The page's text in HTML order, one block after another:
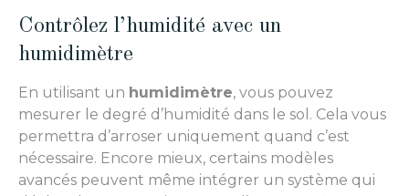
Contrôlez l’humidité avec un
humidimètre
En utilisant un humidimètre, vous pouvez
mesurer le degré d’humidité dans le sol. Cela vous
permettra d’arroser uniquement quand c’est
nécessaire. Encore mieux, certains modèles
avancés peuvent même intégrer un système qui